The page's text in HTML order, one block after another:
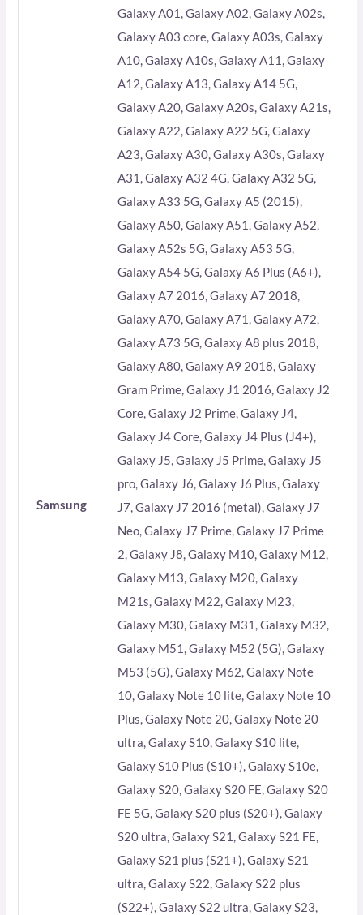
Samsung
Galaxy A01, Galaxy A02, Galaxy A02s,
Galaxy A03 core, Galaxy A03s, Galaxy
A10, Galaxy A10s, Galaxy A11, Galaxy
A12, Galaxy A13, Galaxy A14 5G,
Galaxy A20, Galaxy A20s, Galaxy A21s,
Galaxy A22, Galaxy A22 5G, Galaxy
A23, Galaxy A30, Galaxy A30s, Galaxy
A31, Galaxy A32 4G, Galaxy A32 5G,
Galaxy A33 5G, Galaxy A5 (2015),
Galaxy A50, Galaxy A51, Galaxy A52,
Galaxy A52s 5G, Galaxy A53 5G,
Galaxy A54 5G, Galaxy A6 Plus (A6+),
Galaxy A7 2016, Galaxy A7 2018,
Galaxy A70, Galaxy A71, Galaxy A72,
Galaxy A73 5G, Galaxy A8 plus 2018,
Galaxy A80, Galaxy A9 2018, Galaxy
Gram Prime, Galaxy J1 2016, Galaxy J2
Core, Galaxy J2 Prime, Galaxy J4,
Galaxy J4 Core, Galaxy J4 Plus (J4+),
Galaxy J5, Galaxy J5 Prime, Galaxy J5
pro, Galaxy J6, Galaxy J6 Plus, Galaxy
J7, Galaxy J7 2016 (metal), Galaxy J7
Neo, Galaxy J7 Prime, Galaxy J7 Prime
2, Galaxy J8, Galaxy M10, Galaxy M12,
Galaxy M13, Galaxy M20, Galaxy
M21s, Galaxy M22, Galaxy M23,
Galaxy M30, Galaxy M31, Galaxy M32,
Galaxy M51, Galaxy M52 (5G), Galaxy
M53 (5G), Galaxy M62, Galaxy Note
10, Galaxy Note 10 lite, Galaxy Note 10
Plus, Galaxy Note 20, Galaxy Note 20
ultra, Galaxy S10, Galaxy S10 lite,
Galaxy S10 Plus (S10+), Galaxy S10e,
Galaxy S20, Galaxy S20 FE, Galaxy S20
FE 5G, Galaxy S20 plus (S20+), Galaxy
S20 ultra, Galaxy S21, Galaxy S21 FE,
Galaxy S21 plus (S21+), Galaxy S21
ultra, Galaxy S22, Galaxy S22 plus
(S22+), Galaxy S22 ultra, Galaxy S23,